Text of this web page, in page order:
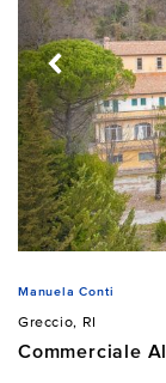
Manuela Conti
Greccio, RI
Commerciale